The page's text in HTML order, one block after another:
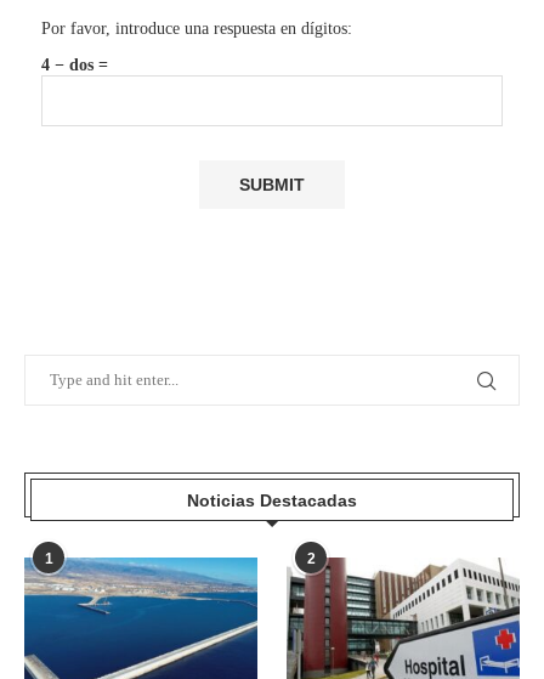
Por favor, introduce una respuesta en dígitos:
4 − dos =
Noticias Destacadas
1 2